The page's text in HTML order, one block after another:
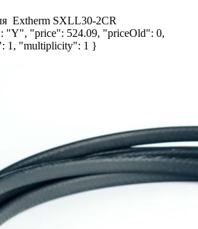
Extherm SXLL30-2CR
"Y", "price": 524.09, "priceOld": 0,
1, "multiplicity": 1 }